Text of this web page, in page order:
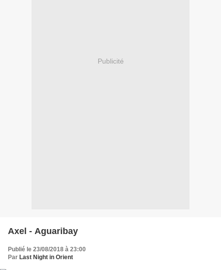
Publicité
Axel - Aguaribay
Publié le 23/08/2018 à 23:00
Par Last Night in Orient